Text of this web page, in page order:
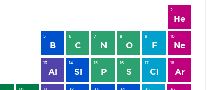
2
He
5
B
6
C
7
N
8
O
9
F
10
Ne
13
Al
14
Si
15
P
16
S
17
Cl
18
Ar
30 31 32 33 34 35 36